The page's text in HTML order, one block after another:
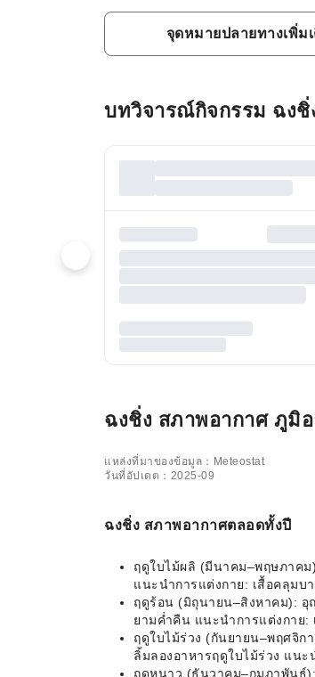
จุดหมายปลายทางเพิ่ม
บทวิจารณ์กิจกรรม ฉงชิ่
ฉงชิ่ง สภาพอากาศ ภูมิ
แหล่งที่มาของข้อมูล：Meteostat
วันที่อัปเดต：2025-09
ฉงชิ่ง สภาพอากาศตลอดทั้งปี
ฤดูใบไม้ผลิ (มีนาคม–พฤษภาค
แนะนำการแต่งกาย: เสื้อคลุมบ
ฤดูร้อน (มิถุนายน–สิงหาคม): อุ
ยามค่ำคืน แนะนำการแต่งกาย:
ฤดูใบไม้ร่วง (กันยายน–พฤศจิ
ลิ้มลองอาหารฤดูใบไม้ร่วง แนะ
ฤดูหนาว (ธันวาคม–กุมภาพันธ์